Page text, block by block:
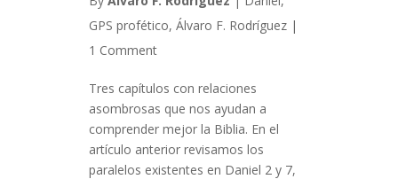
GPS profético, Álvaro F. Rodríguez |
1 Comment
Tres capítulos con relaciones
asombrosas que nos ayudan a
comprender mejor la Biblia. En el
artículo anterior revisamos los
paralelos existentes en Daniel 2 y 7,